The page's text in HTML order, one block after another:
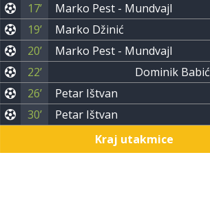
17’
Marko Pest - Mundvajl
19’
Marko Džinić
20’
Marko Pest - Mundvajl
22’
Dominik Babić
26’
Petar Ištvan
30’
Petar Ištvan
Kraj utakmice